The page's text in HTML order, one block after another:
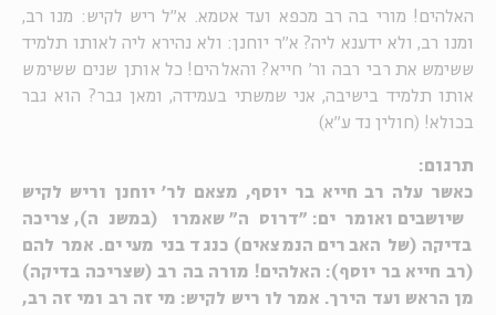
האלהים! מורי בה רב מכפא ועד אטמא. א"ל ריש לקיש: מנו רב,
ומנו רב, ולא ידענא ליה? א"ר יוחנן: ולא נהירא ליה לאותו תלמיד
ששימש את רבי רבה ור' חייא? והאלהים! כל אותן שנים ששימש
אותו תלמיד בישיבה, אני שמשתי בעמידה, ומאן גבר? הוא גבר
בכולא! (חולין נד ע"א)
תרגום:
כאשר עלה רב חייא בר יוסף, מצאם לר' יוחנן וריש לקיש
שיושבים ואומרים: "דרוסה" שאמרו (במשנה), צריכה
בדיקה (של האברים הנמצאים) כנגד בני מעיים. אמר להם
(רב חייא בר יוסף): האלהים! מורה בה רב (שצריכה בדיקה)
מן הראש ועד הירך. אמר לו ריש לקיש: מי זה רב ומי זה רב,